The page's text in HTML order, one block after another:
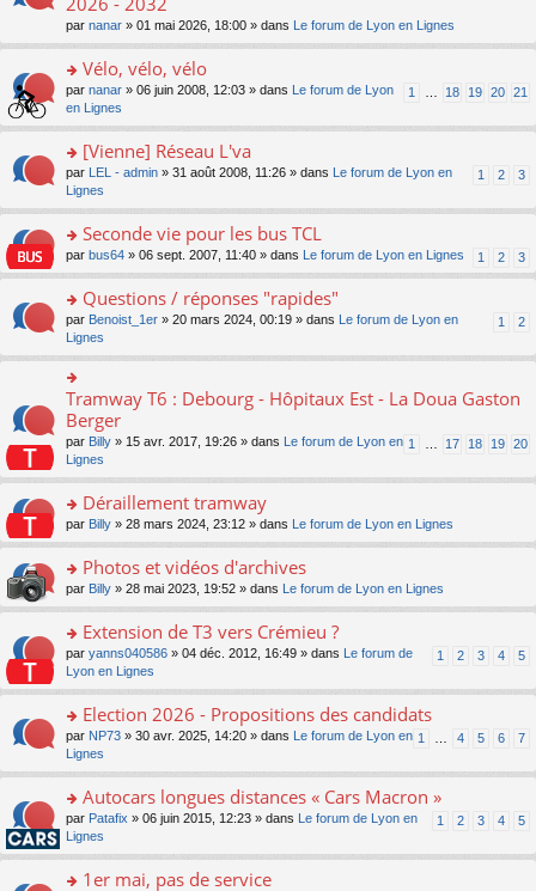
c
e
u
s
ré
c
e
nt
o
n
lu
pl
u
s
ré
c
e
nt
g
n
o
n
lu
pl
u
s
ré
c
e
m
e
s
s
g
o
n
lu
le
u
s
ré
c
e
nt
ult
er
le
m
e
s
a
g
e
n
o
n
pl
u
s
ré
c
e
nt
par nanar » 01 mai 2026, 18:00 » dans Le forum de Lyon en Lignes
o
n
s
er
le
m
e
s
s
e
n
o
n
lu
le
pl
u
s
ré
c
e
nt
Vélo, vélo, vélo
1 18 19 20 21
par nanar » 06 juin 2008, 12:03 » dans
Le forum de Lyon
en Lignes
o
s
er
le
m
e
s
s
g
n
o
n
lu
le
u
s
ré
c
e
[Vienne] Réseau L'va
1 2 3
par LEL - admin » 31 août 2008, 11:26 » dans
Le forum de Lyon en
Lignes
o
n
ult
er
le
m
e
s
g
o
n
lu
pl
u
s
ré
c
e
Seconde vie pour les bus TCL
1 2 3
par bus64 » 06 sept. 2007, 11:40 » dans Le forum de Lyon en Lignes
o
s
ult
er
le
m
e
s
s
a
e
o
n
lu
pl
u
s
ré
c
e
nt
Questions / réponses "rapides"
1 2
par Benoist_1er » 20 mars 2024, 00:19 » dans
Le forum de Lyon en
Lignes
o
n
ult
er
le
m
e
s
a
g
e
n
o
n
pl
u
s
ré
c
nt
Tramway T6 : Debourg - Hôpitaux Est - La Doua Gaston
Berger
1 17 18 19 20
par Billy » 15 avr. 2017, 19:26 » dans
Le forum de Lyon en
Lignes
o
n
ult
er
le
m
e
s
g
e
n
o
n
le
s
Déraillement tramway
par Billy » 28 mars 2024, 23:12 » dans Le forum de Lyon en Lignes
o
n
ult
er
le
m
e
s
s
e
n
o
n
lu
Photos et vidéos d'archives
par Billy » 28 mai 2023, 19:52 » dans Le forum de Lyon en Lignes
o
s
er
le
m
e
s
s
a
n
Extension de T3 vers Crémieu ?
1 2 3 4 5
par yanns040586 » 04 déc. 2012, 16:49 » dans
Le forum de
Lyon en Lignes
o
s
er
le
m
e
s
Election 2026 - Propositions des candidats
1 4 5 6 7
par NP73 » 30 avr. 2025, 14:20 » dans
Le forum de Lyon en
Lignes
o
s
Autocars longues distances « Cars Macron »
1 2 3 4 5
par Patafix » 06 juin 2015, 12:23 » dans
Le forum de Lyon en
Lignes
1er mai, pas de service